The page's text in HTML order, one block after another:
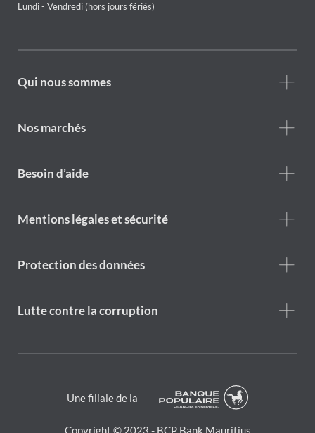
Lundi - Vendredi (hors jours fériés)
Footer
are
Qui nous sommes
Nos marchés
Footer
Besoin d’aide
Footer
Mentions légales et sécurité
Protection des données
Lutte contre la corruption
Une filiale de la
Copyright © 2023 - BCP Bank Mauritius